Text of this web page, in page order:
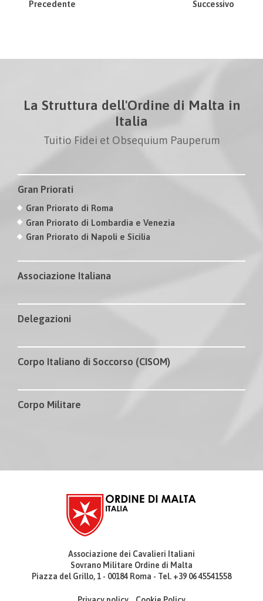
Precedente Successivo
La Struttura dell'Ordine di Malta in
Italia
Tuitio Fidei et Obsequium Pauperum
Gran Priorati
Gran Priorato di Roma
Gran Priorato di Lombardia e Venezia
Gran Priorato di Napoli e Sicilia
Associazione Italiana
Delegazioni
Corpo Italiano di Soccorso (CISOM)
Corpo Militare
Associazione dei Cavalieri Italiani
Sovrano Militare Ordine di Malta
Piazza del Grillo, 1 - 00184 Roma - Tel. +39 06 45541558